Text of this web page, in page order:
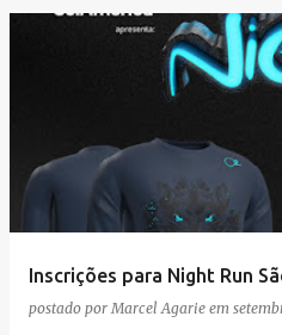
Inscrições para Night Run
postado porMarcel Agarie em